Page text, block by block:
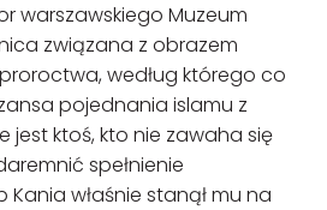
warszawskiego Muzeum
związana z obrazem
według którego co
pojednania islamu z
jest ktoś, kto nie zawaha się
spełnienie
właśnie stanął mu na